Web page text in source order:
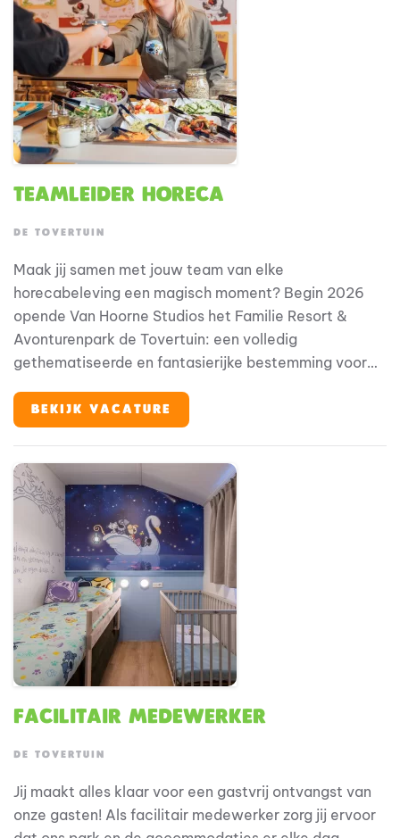
Teamleider Horeca
DE TOVERTUIN
Maak jij samen met jouw team van elke
horecabeleving een magisch moment? Begin 2026
opende Van Hoorne Studios het Familie Resort &
Avonturenpark de Tovertuin: een volledig
gethematiseerde en fantasierijke bestemming voor
omgeving speelt horeca een belangrijke rol in de
totale gastbeleving.
BEKIJK VACATURE
Facilitair Medewerker
DE TOVERTUIN
Jij maakt alles klaar voor een gastvrij ontvangst van
onze gasten! Als facilitair medewerker zorg jij ervoor